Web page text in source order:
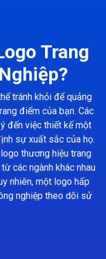
Trang
tránh khỏi để quảng
điểm của bạn. Các
đến việc thiết kế một
sự xuất sắc của họ.
thương hiệu trang
các ngành khác nhau
nhiên, một logo hấp
nghiệp theo dõi sử